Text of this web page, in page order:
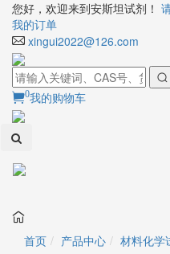
您好，欢迎来到安斯坦试剂！
我的订单
xingui2022@126.com
0我的购物车
首页 产品中心 材料化学